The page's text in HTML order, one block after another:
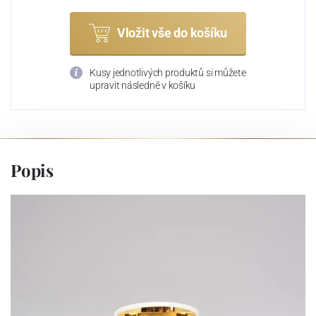
Vložit vše do košíku
Kusy jednotlivých produktů si můžete
upravit následně v košíku
Popis